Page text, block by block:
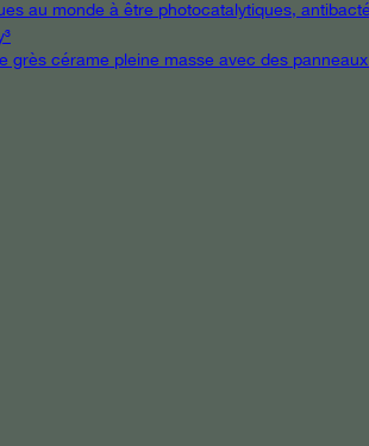
au monde à être photocatalytiques,
grès cérame pleine masse avec des